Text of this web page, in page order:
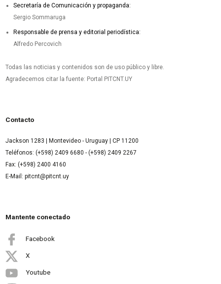
Secretaría de Comunicación y propaganda:
Sergio Sommaruga
Responsable de prensa y editorial periodística:
Alfredo Percovich
Todas las noticias y contenidos son de uso público y libre.
Agradecemos citar la fuente: Portal PITCNT.UY
Contacto
Jackson 1283 | Montevideo - Uruguay | CP 11200
Teléfonos: (+598) 2409 6680 - (+598) 2409 2267
Fax: (+598) 2400 4160
E-Mail: pitcnt@pitcnt.uy
Mantente conectado
Facebook
X
Youtube